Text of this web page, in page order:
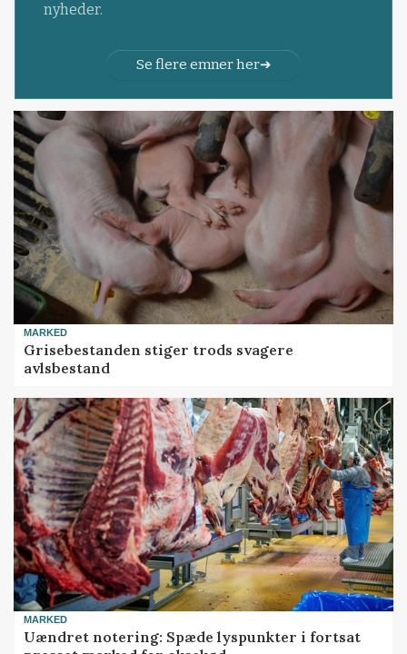
nyheder.
Se flere emner her
MARKED
Grisebestanden stiger trods svagere
avlsbestand
MARKED
Uændret notering: Spæde lyspunkter i fortsat